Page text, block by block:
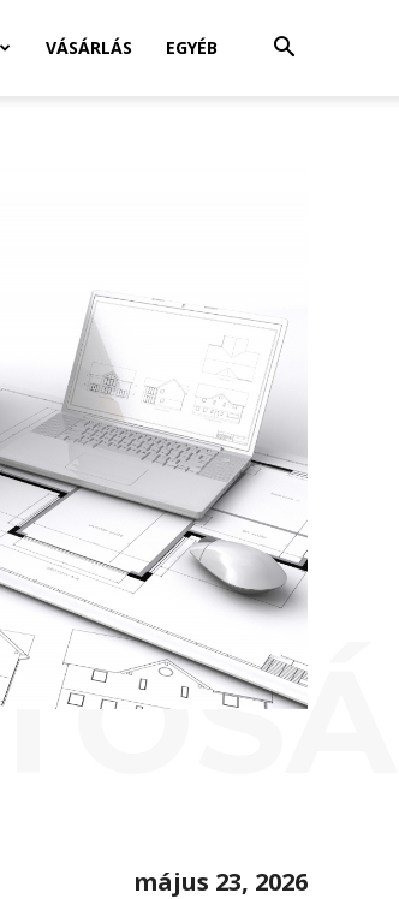
VÁSÁRLÁS EGYÉB
május 23, 2026